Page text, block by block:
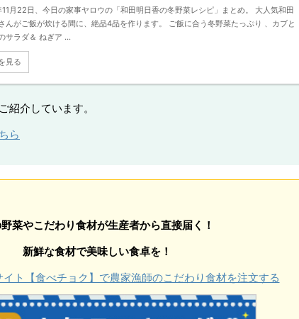
月22日、今日の家事ヤロウの「和田明日香の冬野菜レシピ」まとめ。 大人気和田
んがご飯が炊ける間に、絶品4品を作ります。 ご飯に合う冬野菜たっぷり 、カブと
サラダ＆ ねぎア ...
見る
紹介しています。
ら
菜やこだわり食材が生産者から直接届く！
新鮮な食材で美味しい食卓を！
イト【食べチョク】で農家漁師のこだわり食材を注文する